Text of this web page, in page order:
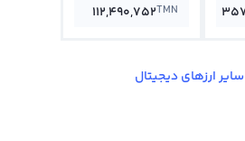
112,490,752TMN
ارزهای دیجیتال